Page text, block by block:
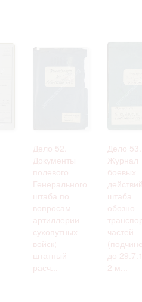
Дело 52.
Документы
полевого
Генерального
штаба по
вопросам
артиллерии
сухопутных
войск;
штатный
расч...
Дело 53.
Журнал
боевых
штаба
обозно-
частей
до
2 м...